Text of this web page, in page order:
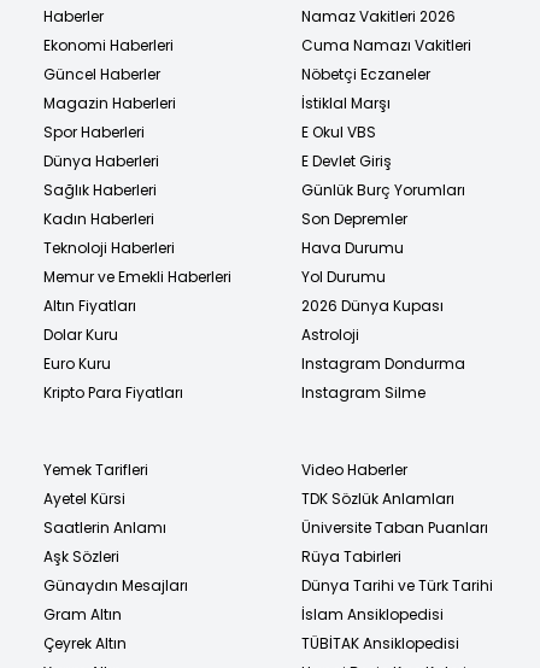
Haberler
Ekonomi Haberleri
Güncel Haberler
Magazin Haberleri
Spor Haberleri
Dünya Haberleri
Sağlık Haberleri
Kadın Haberleri
Teknoloji Haberleri
Memur ve Emekli Haberleri
Altın Fiyatları
Dolar Kuru
Euro Kuru
Kripto Para Fiyatları
Namaz Vakitleri 2026
Cuma Namazı Vakitleri
Nöbetçi Eczaneler
İstiklal Marşı
E Okul VBS
E Devlet Giriş
Günlük Burç Yorumları
Son Depremler
Hava Durumu
Yol Durumu
2026 Dünya Kupası
Astroloji
Instagram Dondurma
Instagram Silme
Yemek Tarifleri
Ayetel Kürsi
Saatlerin Anlamı
Aşk Sözleri
Günaydın Mesajları
Gram Altın
Çeyrek Altın
Video Haberler
TDK Sözlük Anlamları
Üniversite Taban Puanları
Rüya Tabirleri
Dünya Tarihi ve Türk Tarihi
İslam Ansiklopedisi
TÜBİTAK Ansiklopedisi